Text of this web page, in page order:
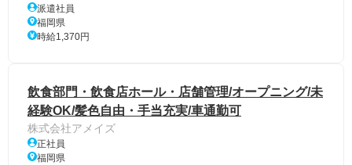
派遣社員
福岡県
時給1,370円
飲食部門・飲食店ホール・店舗管理/オープニング/未
経験OK/髪色自由・手当充実/車通勤可
株式会社アメイズ
正社員
福岡県